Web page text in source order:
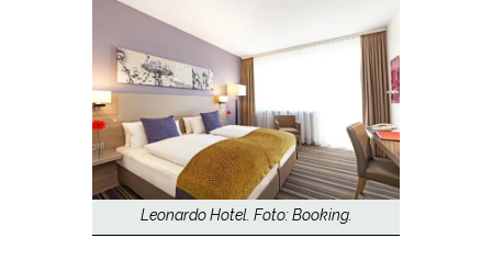
Leonardo Hotel. Foto: Booking.